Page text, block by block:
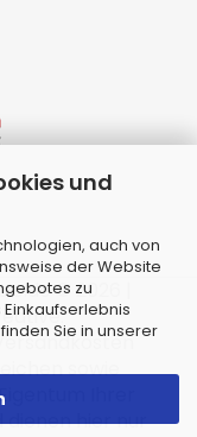
und
auch von
der Website
zu
Sie in unserer
© 2026 |
.
sowie
Ihrer
hier nur